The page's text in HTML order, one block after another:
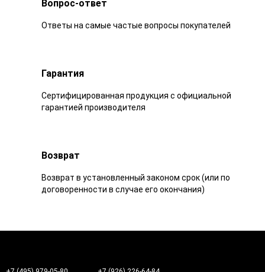
Вопрос-ответ
Ответы на самые частые вопросы покупателей
Гарантия
Сертифицированная продукция с официальной
гарантией производителя
Возврат
Возврат в установленный законом срок (или по
договоренности в случае его окончания)